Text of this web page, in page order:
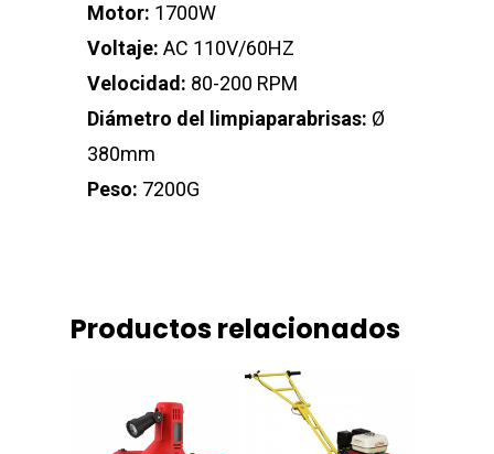
Motor: 1700W
Voltaje: AC 110V/60HZ
Velocidad: 80-200 RPM
Diámetro del limpiaparabrisas: Ø
380mm
Peso: 7200G
Productos relacionados